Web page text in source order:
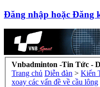
Đăng nhập hoặc Đăng
Vnbadminton -Tin Tức -
Trang chủ Diễn đàn > Kiến
xoay các vấn đề về cầu lông